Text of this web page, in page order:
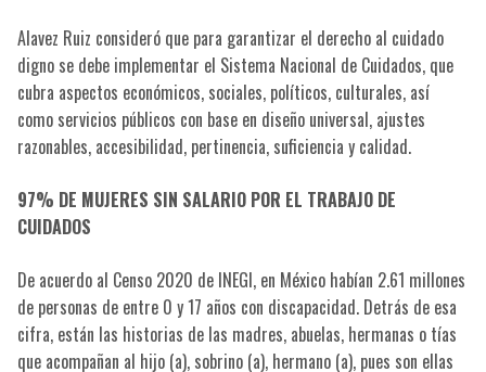
Alavez Ruiz consideró que para garantizar el derecho al cuidado
digno se debe implementar el Sistema Nacional de Cuidados, que
cubra aspectos económicos, sociales, políticos, culturales, así
como servicios públicos con base en diseño universal, ajustes
razonables, accesibilidad, pertinencia, suficiencia y calidad.
97% DE MUJERES SIN SALARIO POR EL TRABAJO DE
CUIDADOS
De acuerdo al Censo 2020 de INEGI, en México habían 2.61 millones
de personas de entre 0 y 17 años con discapacidad. Detrás de esa
cifra, están las historias de las madres, abuelas, hermanas o tías
que acompañan al hijo (a), sobrino (a), hermano (a), pues son ellas